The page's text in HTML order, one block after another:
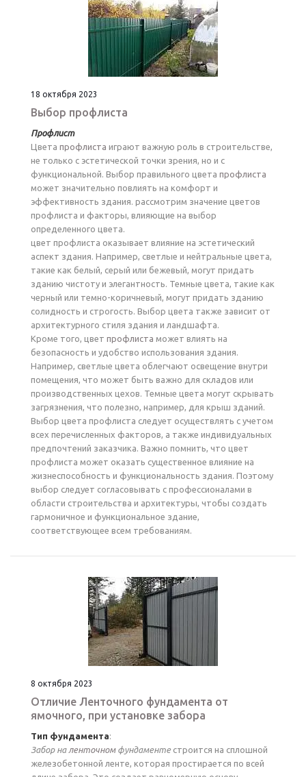
18 октября 2023
Выбор профлиста
Профлист
Цвета профлиста играют важную роль в строительстве,
не только с эстетической точки зрения, но и с
функциональной. Выбор правильного цвета профлиста
может значительно повлиять на комфорт и
эффективность здания. рассмотрим значение цветов
профлиста и факторы, влияющие на выбор
определенного цвета.
цвет профлиста оказывает влияние на эстетический
аспект здания. Например, светлые и нейтральные цвета,
такие как белый, серый или бежевый, могут придать
зданию чистоту и элегантность. Темные цвета, такие как
черный или темно-коричневый, могут придать зданию
солидность и строгость. Выбор цвета также зависит от
архитектурного стиля здания и ландшафта.
Кроме того, цвет профлиста может влиять на
безопасность и удобство использования здания.
Например, светлые цвета облегчают освещение внутри
помещения, что может быть важно для складов или
производственных цехов. Темные цвета могут скрывать
загрязнения, что полезно, например, для крыш зданий.
Выбор цвета профлиста следует осуществлять с учетом
всех перечисленных факторов, а также индивидуальных
предпочтений заказчика. Важно помнить, что цвет
профлиста может оказать существенное влияние на
жизнеспособность и функциональность здания. Поэтому
выбор следует согласовывать с профессионалами в
области строительства и архитектуры, чтобы создать
гармоничное и функциональное здание,
соответствующее всем требованиям.
8 октября 2023
Отличие Ленточного фундамента от
ямочного, при установке забора
Тип фундамента:
Забор на ленточномфундаменте строится на сплошной
железобетонной ленте, которая простирается по всей